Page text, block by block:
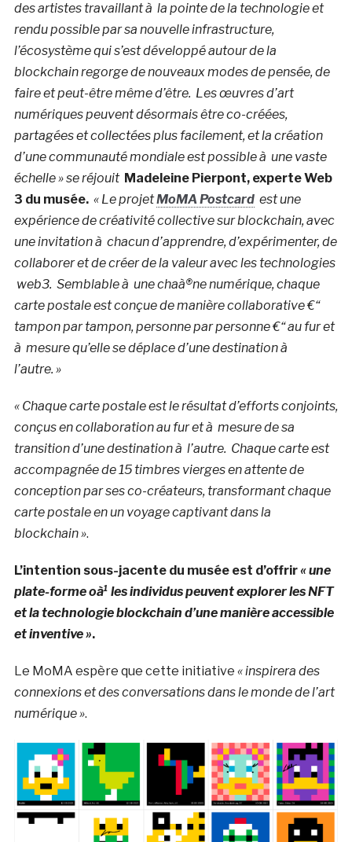
des artistes travaillant à la pointe de la technologie et
rendu possible par sa nouvelle infrastructure,
l’écosystème qui s’est développé autour de la
blockchain regorge de nouveaux modes de pensée, de
faire et peut-être même d’être. Les œuvres d’art
numériques peuvent désormais être co-créées,
partagées et collectées plus facilement, et la création
d’une communauté mondiale est possible à une vaste
échelle » se réjouit Madeleine Pierpont, experte Web
3 du musée. « Le projetMoMA Postcardest une
expérience de créativité collective sur blockchain, avec
une invitation à chacun d’apprendre, d’expérimenter, de
collaborer et de créer de la valeur avec les technologies
web3. Semblable à une chaà®ne numérique, chaque
carte postale est conçue de manière collaborative €“
tampon par tampon, personne par personne €“ au fur et
à mesure qu’elle se déplace d’une destination à
l’autre. »
« Chaque carte postale est le résultat d’efforts conjoints,
conçus en collaboration au fur et à mesure de sa
transition d’une destination à l’autre. Chaque carte est
accompagnée de 15 timbres vierges en attente de
conception par ses co-créateurs, transformant chaque
carte postale en un voyage captivant dans la
blockchain ».
L’intention sous-jacente du musée est d’offrir« une
plate-forme oà¹ les individus peuvent explorer les NFT
et la technologie blockchain d’une manière accessible
et inventive ».
Le MoMA espère que cette initiative « inspirera des
connexions et des conversations dans le monde de l’art
numérique ».